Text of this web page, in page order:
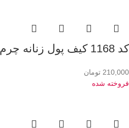
کد 1168 کیف پول زنانه چرم طبیعی نینو
210,000 تومان
فروخته شده